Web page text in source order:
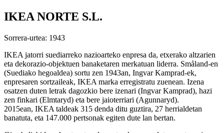
IKEA NORTE S.L.
Sorrera-urtea: 1943
IKEA jatorri suediarreko nazioarteko enpresa da, etxerako altzarien
eta dekorazio-objektuen banaketaren merkatuan liderra. Småland-en
(Suediako hegoaldea) sortu zen 1943an, Ingvar Kamprad-ek,
enpresaren sortzaileak, IKEA marka erregistratu zuenean. Izena
osatzen duten letrak dagozkio bere izenari (Ingvar Kamprad), hazi
zen finkari (Elmtaryd) eta bere jaioterriari (Agunnaryd).
2015ean, IKEA taldeak 315 denda ditu guztira, 27 herrialdetan
banatuta, eta 147.000 pertsonak egiten dute lan bertan.